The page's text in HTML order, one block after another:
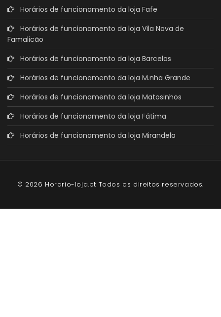
Horários de funcionamento da loja Fafe
Horários de funcionamento da loja Vila Nova de
Famalicão
Horários de funcionamento da loja Barcelos
Horários de funcionamento da loja M.nha Grande
Horários de funcionamento da loja Matosinhos
Horários de funcionamento da loja Fátima
Horários de funcionamento da loja Mirandela
© 2026 Horario-loja.pt Todos os direitos reservados.